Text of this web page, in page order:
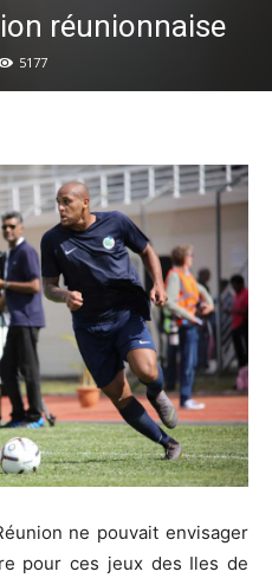
réunionnaise
5177
ne pouvait envisager
pour ces jeux des Iles de